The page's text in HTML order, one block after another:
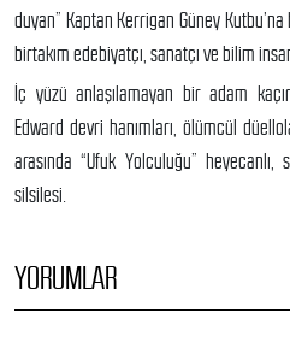
duyan” Kaptan Kerrigan Güney
birtakım edebiyatçı, sanatçı ve bilim
İç yüzü anlaşılamayan bir adam
Edward devri hanımları, ölümcül
arasında “Ufuk Yolculuğu”
silsilesi.
YORUMLAR